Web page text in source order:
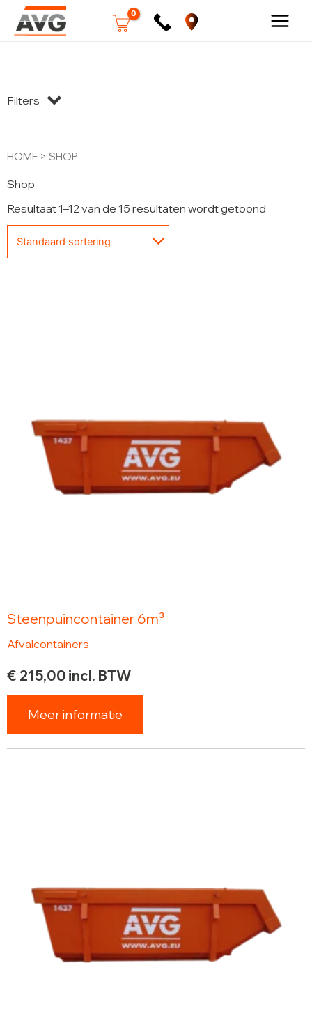
Filters
HOME > SHOP
Shop
Resultaat 1–12 van de 15 resultaten wordt getoond
Steenpuincontainer 6m³
Afvalcontainers
€ 215,00 incl. BTW
Meer informatie